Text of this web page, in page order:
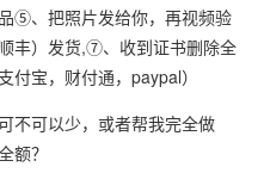
⑤、把照片发给你，再视频验
丰）发货,⑦、收到证书删除全
付宝，财付通，paypal）
不可以少，或者帮我完全做
额？